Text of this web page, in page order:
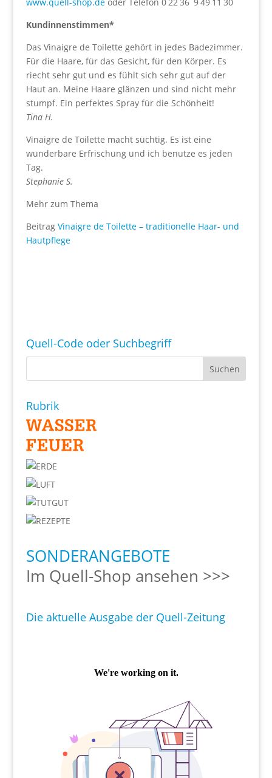
www.quell-shop.deoder Telefon 0 22 36 9 49 11 30
Kundinnenstimmen*
Das Vinaigre de Toilette gehört in jedes Badezimmer.
Für die Haare, für das Gesicht, für den Körper. Es
riecht sehr gut und es fühlt sich sehr gut auf der
Haut an. Meine Haare glänzen und sind nicht mehr
stumpf. Ein perfektes Spray für die Schönheit!
Tina H.
Vinaigre de Toilette macht süchtig. Es ist eine
wunderbare Erfrischung und ich benutze es jeden
Tag.
Stephanie S.
Mehr zum Thema
Beitrag Vinaigre de Toilette – traditionelle Haar- und
Hautpflege
Quell-Code oder Suchbegriff
Rubrik
SONDERANGEBOTE
Im Quell-Shop ansehen >>>
Die aktuelle Ausgabe der Quell-Zeitung